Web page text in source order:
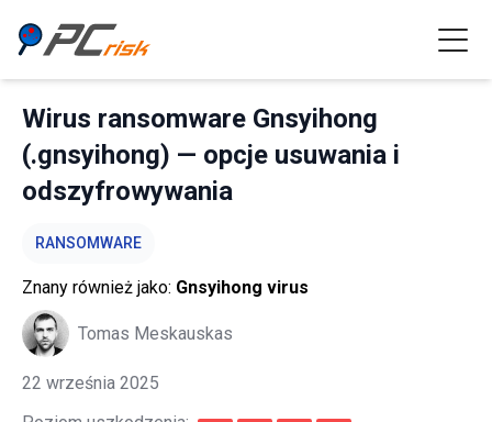
Wirus ransomware Gnsyihong
(.gnsyihong) — opcje usuwania i
odszyfrowywania
RANSOMWARE
Znany również jako: Gnsyihong virus
Tomas Meskauskas
22 września 2025